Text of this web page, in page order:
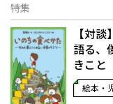
特集
【対
語る、
きこと
絵本・